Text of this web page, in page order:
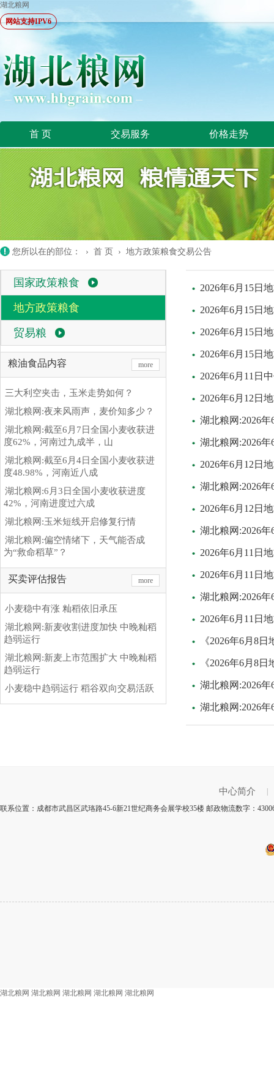
湖北粮网
网站支持IPV6
首 页 交易服务 价格走势
您所以在的部位： › 首 页 › 地方政策粮食交易公告
国家政策粮食
地方政策粮食
贸易粮
粮油食品内容 more
三大利空夹击，玉米走势如何？
湖北粮网:夜来风雨声，麦价知多少？
湖北粮网:截至6月7日全国小麦收获进
度62%，河南过九成半，山
湖北粮网:截至6月4日全国小麦收获进
度48.98%，河南近八成
湖北粮网:6月3日全国小麦收获进度
42%，河南进度过六成
湖北粮网:玉米短线开启修复行情
湖北粮网:偏空情绪下，天气能否成
为“救命稻草”？
买卖评估报告 more
小麦稳中有涨 籼稻依旧承压
湖北粮网:新麦收割进度加快 中晚籼稻
趋弱运行
湖北粮网:新麦上市范围扩大 中晚籼稻
趋弱运行
小麦稳中趋弱运行 稻谷双向交易活跃
2026年6月15日
2026年6月15日
2026年6月15日
2026年6月15日
2026年6月11日
2026年6月12日
湖北粮网:2026
湖北粮网:2026
2026年6月12日
湖北粮网:2026
2026年6月12日
湖北粮网:2026
2026年6月11日
2026年6月11日
湖北粮网:2026
2026年6月11日
《2026年6月8
《2026年6月8
湖北粮网:2026
湖北粮网:2026
中心简介
联系位置：成都市武昌区武珞路45-6新21世纪商务会展学校35楼 邮政物流数字：
湖北粮网 湖北粮网 湖北粮网 湖北粮网 湖北粮网